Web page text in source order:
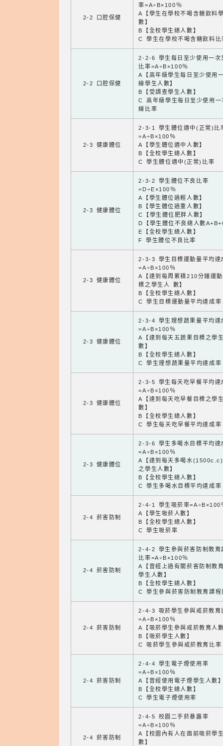
2-2 口腔保健
率=A÷B×100％
A【學生在學校不喝含糖飲料
數】
B【全校學生總人數】
C 學生在學校不喝含糖飲料比
2-2 口腔保健
2-2-6 學生每日至少使用一次
比率=A÷B×100％
A【高年級學生每日至少使用
線學生人數】
B【受調查學生人數】
C 高年級學生每日至少使用一
線比率
2-3 健康體位
2-3-1 學生體位適中(正常)比
=A÷B×100％
A【學生體位適中人數】
B【全校學生總人數】
C 學生體位適中(正常)比率
2-3 健康體位
2-3-2 學生體位不良比率
=D÷E×100％
A【學生體位過輕人數】
B【學生體位過重人數】
C【學生體位肥胖人數】
D【學生體位不良總人數
E【全校學生總人數】
F 學生體位不良比率
2-3 健康體位
2-3-3 學生目標運動量平均達
=A÷B×100％
A【達到每周累積210分鐘運
標之學生人 數】
B【全校學生總人數】
C 學生目標運動量平均達成率
2-3 健康體位
2-3-4 學生理想蔬果量平均達
=A÷B×100％
A【達到每天五蔬果目標之學
數】
B【全校學生總人數】
C 學生理想蔬果量平均達成率
2-3 健康體位
2-3-5 學生每天吃早餐平均達
=A÷B×100％
A【達到每天吃早餐目標之學
數】
B【全校學生總人數】
C 學生每天吃早餐平均達成率
2-3 健康體位
2-3-6 學生多喝水目標平均達
=A÷B×100％
A【達到每天多喝水
之學生人數】
B【全校學生總人數】
C 學生多喝水目標平均達成率
2-4 菸害防制
2-4-1 學生吸菸率=A÷B×100
A【學生吸菸人數】
B【全校學生總人數】
C 學生吸菸率
2-4 菸害防制
2-4-2 學生參與菸害防制教育
比率=A÷B×100％
A【曾經上過有關菸害防制教
學生人數】
B【全校學生總人數】
C 學生參與菸害防制教育課程
2-4 菸害防制
2-4-3 吸菸學生參與戒菸教育
=A÷B×100％
A【吸菸學生參與戒菸教育人
B【吸菸學生人數】
C 吸菸學生參與戒菸教育比率
2-4 菸害防制
2-4-4 學生電子煙使用率
=A÷B×100％
A【曾經使用電子煙學生人數
B【全校學生總人數】
C 學生電子煙使用率
2-4 菸害防制
2-4-5 校園二手菸暴露率
=A÷B×100％
A【校園內有人在面前吸菸學
數】